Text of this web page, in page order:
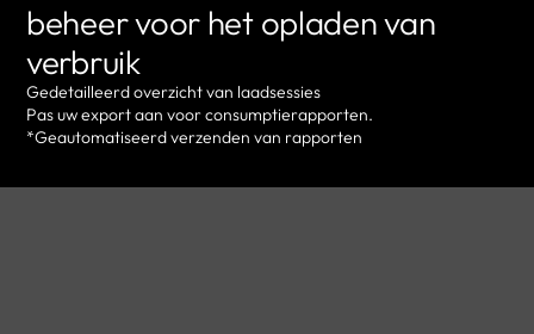
beheer voor het opladen van
verbruik
Gedetailleerd overzicht van laadsessies
Pas uw export aan voor consumptierapporten.
*Geautomatiseerd verzenden van rapporten